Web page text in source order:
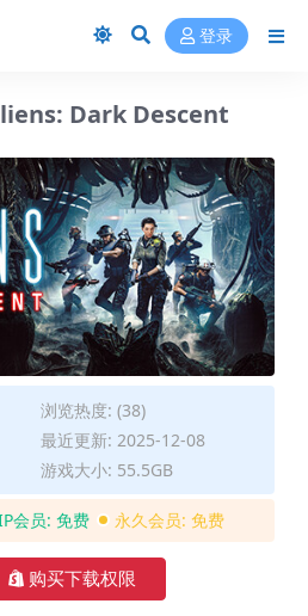
登录
Dark Descent
浏览热度: (38)
最近更新: 2025-12-08
游戏大小: 55.5GB
会员: 免费 永久会员: 免费
购买下载权限